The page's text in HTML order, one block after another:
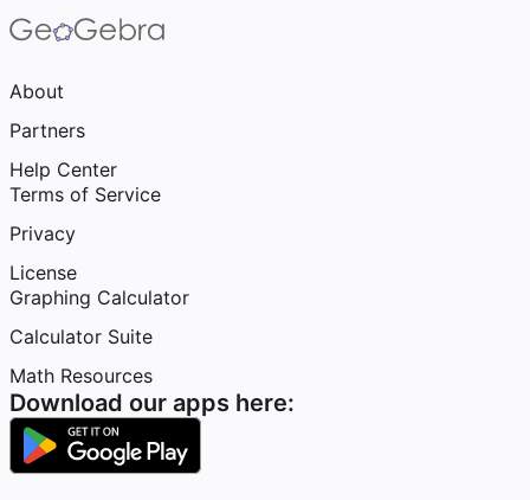
About
Partners
Help Center
Terms of Service
Privacy
License
Graphing Calculator
Calculator Suite
Math Resources
Download our apps here: